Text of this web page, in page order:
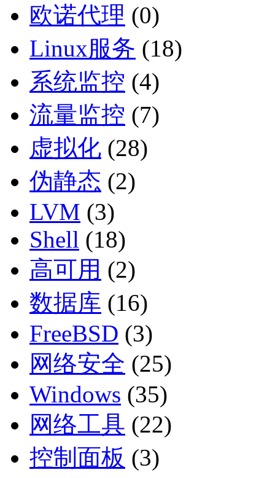
欧诺代理 (0)
Linux服务 (18)
系统监控 (4)
流量监控 (7)
虚拟化 (28)
伪静态 (2)
LVM (3)
Shell (18)
高可用 (2)
数据库 (16)
FreeBSD (3)
网络安全 (25)
Windows (35)
网络工具 (22)
控制面板 (3)